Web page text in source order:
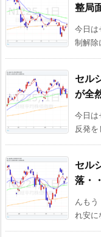
整局
今日は
制解除
セル
が全
今日は
反発
セル
落・
んも
れ安